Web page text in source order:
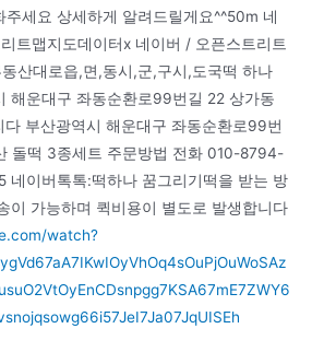
주세요 상세하게 알려드릴게요^^50m 네
트맵지도데이터x 네이버 / 오픈스트리트
산대로읍,면,동시,군,구시,도국떡 하나
해운대구 좌동순환로99번길 22 상가동
부산광역시 해운대구 좌동순환로99번
돌떡 3종세트 주문방법 전화 010-8794-
네이버톡톡:떡하나 꿈그리기떡을 받는 방
이 가능하며 퀵비용이 별도로 발생합니다
watch?